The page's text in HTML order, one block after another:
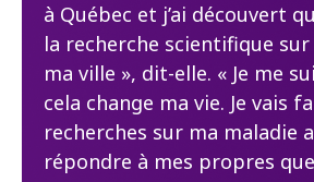
à Québec et j’ai découvert
la recherche scientifique
ma ville », dit-elle. « Je me
cela change ma vie. Je vais
recherches sur ma maladie
répondre à mes propres